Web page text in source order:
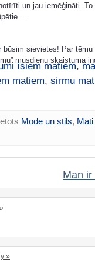
un jau iemēģināti. To
...
sievietes! Par tēmu
mūsdienu skaistuma
īsiem matiem,
matiem, sirmu
Mode un stils, Mati
Man ir
»